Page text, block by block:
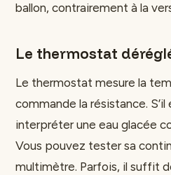
ballon, contrairement à la
Le thermostat
Le thermostat mesure la
commande la résistance.
interpréter une eau glacée
Vous pouvez tester sa
multimètre. Parfois, il suffit